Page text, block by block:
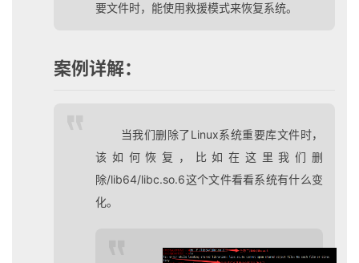
要文件时，能使用救援模式来恢复系统。
案例详解：
当我们删除了Linux系统重要库文件时，
该如何恢复，比如在这里我们删
除/lib64/libc.so.6这个文件看看系统有什么变
化。